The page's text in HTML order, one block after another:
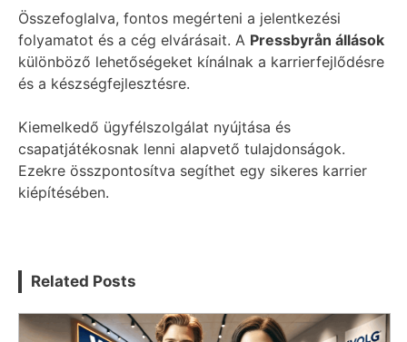
Összefoglalva, fontos megérteni a jelentkezési
folyamatot és a cég elvárásait. A Pressbyrån állások
különböző lehetőségeket kínálnak a karrierfejlődésre
és a készségfejlesztésre.
Kiemelkedő ügyfélszolgálat nyújtása és
csapatjátékosnak lenni alapvető tulajdonságok.
Ezekre összpontosítva segíthet egy sikeres karrier
kiépítésében.
Related Posts